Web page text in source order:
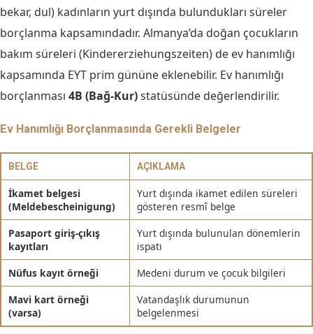
bekar, dul) kadınların yurt dışında bulundukları süreler
borçlanma kapsamındadır. Almanya’da doğan çocukların
bakım süreleri (Kindererziehungszeiten) de ev hanımlığı
kapsamında EYT prim gününe eklenebilir. Ev hanımlığı
borçlanması 4B (Bağ-Kur)statüsünde değerlendirilir.
Ev Hanımlığı Borçlanmasında Gerekli Belgeler
BELGE AÇIKLAMA
İkamet belgesi
(Meldebescheinigung)
Yurt dışında ikamet edilen süreleri
gösteren resmî belge
Pasaport giriş-çıkış
kayıtları
Yurt dışında bulunulan dönemlerin
ispatı
Nüfus kayıt örneği
Medeni durum ve çocuk bilgileri
Mavi kart örneği
(varsa)
Vatandaşlık durumunun
belgelenmesi